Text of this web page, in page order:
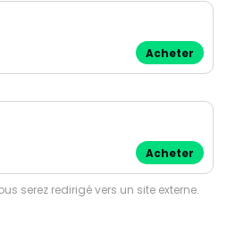
Acheter
Acheter
serez redirigé vers un site externe.